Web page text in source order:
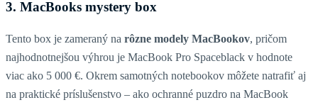
3. MacBooks mystery box
Tento box je zameraný na rôzne modely MacBookov, pričom
najhodnotnejšou výhrou je MacBook Pro Spaceblack v hodnote
viac ako 5 000 €. Okrem samotných notebookov môžete natrafiť aj
na praktické príslušenstvo – ako ochranné puzdro na MacBook